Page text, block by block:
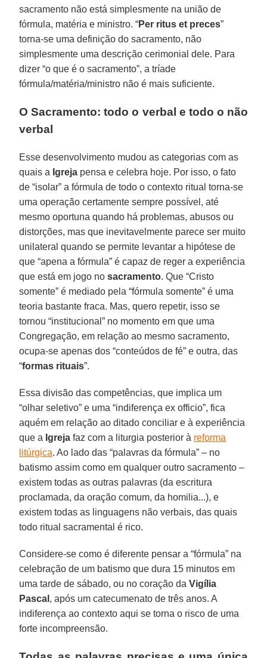
sacramento não está simplesmente na união de
fórmula, matéria e ministro. “Per ritus et preces”
torna-se uma definição do sacramento, não
simplesmente uma descrição cerimonial dele. Para
dizer “o que é o sacramento”, a tríade
fórmula/matéria/ministro não é mais suficiente.
O Sacramento: todo o verbal e todo o não
verbal
Esse desenvolvimento mudou as categorias com as
quais a Igreja pensa e celebra hoje. Por isso, o fato
de “isolar” a fórmula de todo o contexto ritual torna-se
uma operação certamente sempre possível, até
mesmo oportuna quando há problemas, abusos ou
distorções, mas que inevitavelmente parece ser muito
unilateral quando se permite levantar a hipótese de
que “apena a fórmula” é capaz de reger a experiência
que está em jogo nosacramento. Que “Cristo
somente” é mediado pela “fórmula somente” é uma
teoria bastante fraca. Mas, quero repetir, isso se
tornou “institucional” no momento em que uma
Congregação, em relação ao mesmo sacramento,
ocupa-se apenas dos “conteúdos de fé” e outra, das
“formas rituais”.
Essa divisão das competências, que implica um
“olhar seletivo” e uma “indiferença ex officio”, fica
aquém em relação ao ditado conciliar e à experiência
que a Igreja faz com a liturgia posterior à reforma
litúrgica. Ao lado das “palavras da fórmula” – no
batismo assim como em qualquer outro sacramento –
existem todas as outras palavras (da escritura
proclamada, da oração comum, da homilia...), e
existem todas as linguagens não verbais, das quais
todo ritual sacramental é rico.
Considere-se como é diferente pensar a “fórmula” na
celebração de um batismo que dura 15 minutos em
uma tarde de sábado, ou no coração daVigília
Pascal , após um catecumenato de três anos. A
indiferença ao contexto aqui se torna o risco de uma
forte incompreensão.